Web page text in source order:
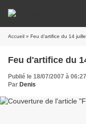
Accueil » Feu d'artifice du 14
Feu d'artifice du
Publié le 18/07/2007 à 06:27
Par Denis